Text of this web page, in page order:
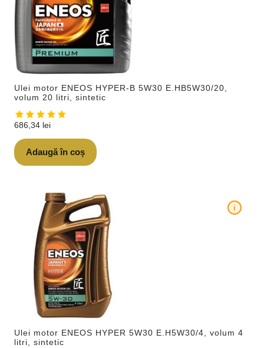
Ulei motor ENEOS HYPER-B 5W30 E.HB5W30/20,
volum 20 litri, sintetic
686,34 lei
Adaugă în coș
Ulei motor ENEOS HYPER 5W30 E.H5W30/4, volum 4
litri, sintetic
i